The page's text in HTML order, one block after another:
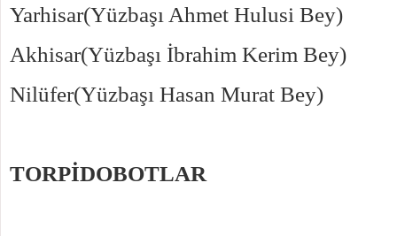
Yarhisar(Yüzbaşı Ahmet Hulusi Bey)
Akhisar(Yüzbaşı İbrahim Kerim Bey)
Nilüfer(Yüzbaşı Hasan Murat Bey)
TORPİDOBOTLAR